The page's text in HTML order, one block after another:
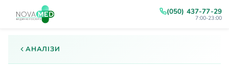
(050) 437-77-29
7:00-23:00
АНАЛІЗИ